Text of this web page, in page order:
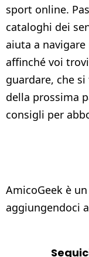
sport online.
cataloghi dei
aiuta a
affinché voi
guardare, che
della prossima
consigli per
AmicoGeek è
aggiungendoci